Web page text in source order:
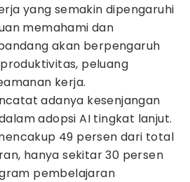
yang semakin dipengaruhi
memahami dan
akan berpengaruh
peluang
kerja.
adanya kesenjangan
adopsi AI tingkat lanjut.
49 persen dari total
hanya sekitar 30 persen
pembelajaran